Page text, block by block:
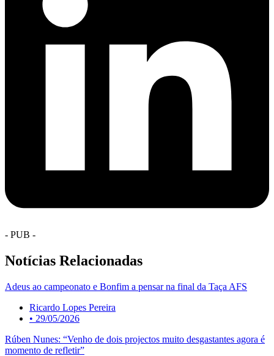
- PUB -
Notícias Relacionadas
Adeus ao campeonato e Bonfim a pensar na final da Taça AFS
Ricardo Lopes Pereira
• 29/05/2026
Rúben Nunes: “Venho de dois projectos muito desgastantes agora é
momento de refletir”